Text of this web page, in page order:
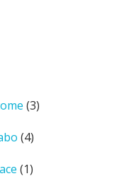
33
44
phẩm
11